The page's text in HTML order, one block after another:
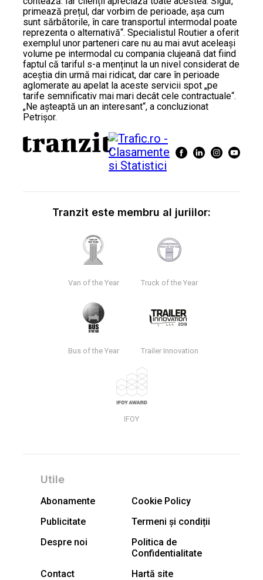
primează prețul, dar vorbim de perioade, așa cum
sunt sărbătorile, în care transportul intermodal poate
reprezenta o alternativă“. Specialistul Routier a oferit
exemplul unor parteneri care nu au mai avut aceleași
volume pe intermodal cu compania clujeană dat fiind
faptul că tariful s-a menținut la un nivel considerat de
aceștia din urmă mai ridicat, dar care în perioade
aglomerate au apelat la aceste servicii spot „pe
tarife semnificativ mai mari decât cele contractuale“.
„Ne așteaptă un an interesant“, a concluzionat
Petrișor.
Tranzit este membru al juriilor:
Van of the Year Truck of the Year
Bus of the Year Trailer Innovation
IFOY
Utile
Abonamente
Cookie Policy
Publicitate
Termeni și condiții
Despre noi
Politica de
Confidentialitate
Contact
Hartă site